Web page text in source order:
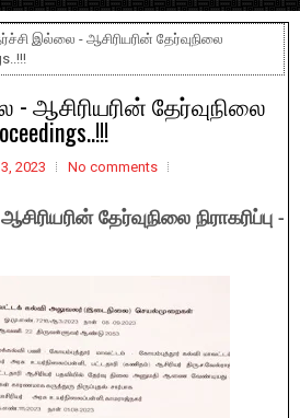
இல்லை - ஆசிரியரின் தேர்வுநிலை
- ஆசிரியரின் தேர்வுநிலை
2023 No comments
தேர்வுநிலை நிராகரிப்பு -